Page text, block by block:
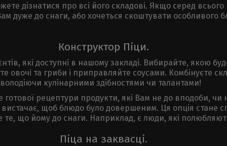
дізнатися про всі його складові. Якщо серед
дуже до снаги, або хочеться скоштувати особливого
Конструктор Піци.
які доступні в нашому закладі. Вибирайте, якою
овочі та гриби і приправляйте соусами. Комбінуєте
кулінарними здібностями чи талантами!
рецептури продукти, які Вам не до вподоби, чи
щоб блюдо було довершеним. Ця опція стане
що йому до снаги. Наприклад, є люди, які полюбляють
Піца на заквасці.